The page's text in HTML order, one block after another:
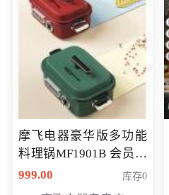
摩飞电器豪华版多功能
料理锅MF1901B 会员专
享价668元
999.00 库存0